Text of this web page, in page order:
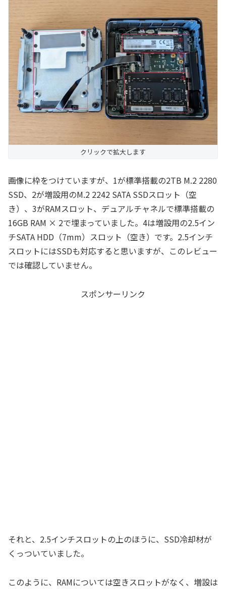
クリックで拡大します
画像に枠をつけていますが、1が標準搭載の2TB M.2 2280
SSD、2が増設用のM.2 2242 SATA SSDスロット（空
き）、3がRAMスロット、デュアルチャネルで標準搭載の
16GB RAM × 2で埋まっていました。4は増設用の2.5イン
チSATA HDD（7mm）スロット（空き）です。2.5インチ
スロットにはSSDも対応すると思いますが、このレビュー
では確認していません。
スポンサーリンク
それと、2.5インチスロットの上のほうに、SSD冷却材が
くっついていました。
このように、RAMについては空きスロットがなく、増設は